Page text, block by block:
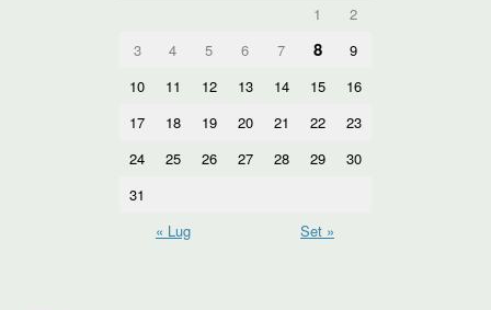
1
2
3
4 5 6 7 8
9
10
11 12 13 14 15
16
17
18 19 20 21 22
23
24
25 26 27 28 29
30
31
« Lug
Set »